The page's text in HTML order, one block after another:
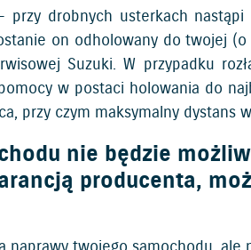
drobnych usterkach
on odholowany do twojej
Suzuki. W przypadku
w postaci holowania do
przy czym maksymalny dystans
nie będzie
producenta,